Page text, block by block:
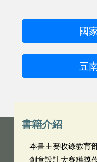
國
五
書籍介紹
本書主要收錄教育
創意設計大賽獲獎